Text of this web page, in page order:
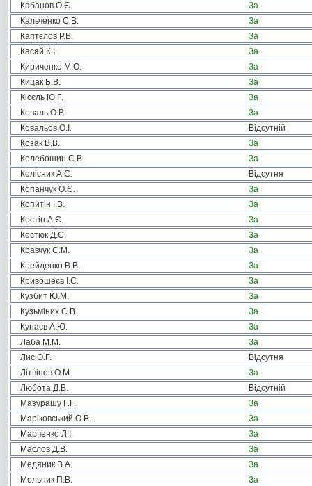
Кабанов О.Є.
За
Кальченко С.В.
За
Каптєлов Р.В.
За
Касай К.І.
За
Кириченко М.О.
За
Кицак Б.В.
За
Кісєль Ю.Г.
За
Коваль О.В.
За
Ковальов О.І.
Відсутній
Козак В.В.
За
Колебошин С.В.
За
Колісник А.С.
Відсутня
Копанчук О.Є.
За
Копитін І.В.
За
Костін А.Є.
За
Костюк Д.С.
За
Кравчук Є.М.
За
Крейденко В.В.
За
Кривошеєв І.С.
За
Кузбит Ю.М.
За
Кузьміних С.В.
За
Кунаєв А.Ю.
За
Лаба М.М.
За
Лис О.Г.
Відсутня
Літвінов О.М.
За
Любота Д.В.
Відсутній
Мазурашу Г.Г.
За
Маріковський О.В.
За
Марченко Л.І.
За
Маслов Д.В.
За
Медяник В.А.
За
Мельник П.В.
За